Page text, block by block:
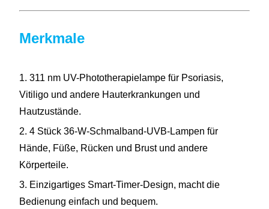
Merkmale
1. 311 nm UV-Phototherapielampe für Psoriasis,
Vitiligo und andere Hauterkrankungen und
Hautzustände.
2. 4 Stück 36-W-Schmalband-UVB-Lampen für
Hände, Füße, Rücken und Brust und andere
Körperteile.
3. Einzigartiges Smart-Timer-Design, macht die
Bedienung einfach und bequem.